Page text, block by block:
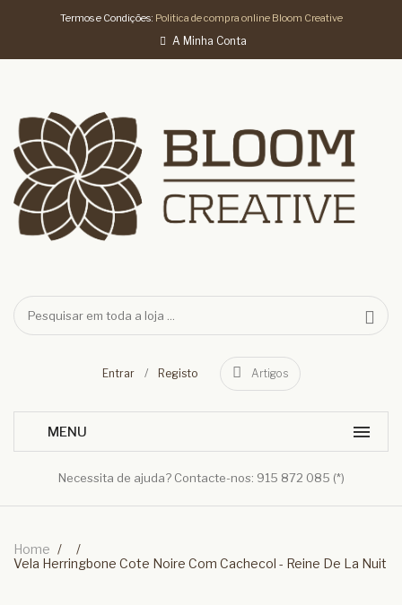
Termos e Condições: Politica de compra online Bloom Creative
A Minha Conta
Entrar / Registo Artigos
Necessita de ajuda? Contacte-nos: 915 872 085 (*)
Home /
/
Vela Herringbone Cote Noire Com Cachecol - Reine De La Nuit